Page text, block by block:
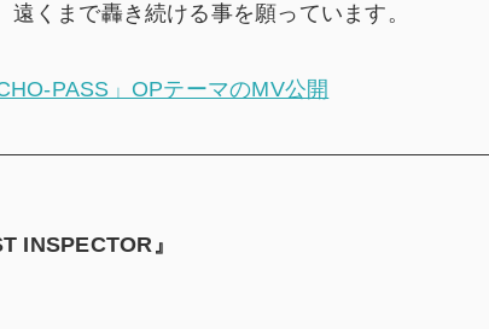
くまで轟き続ける事を願っています。
PASS」OPテーマのMV公開
INSPECTOR』